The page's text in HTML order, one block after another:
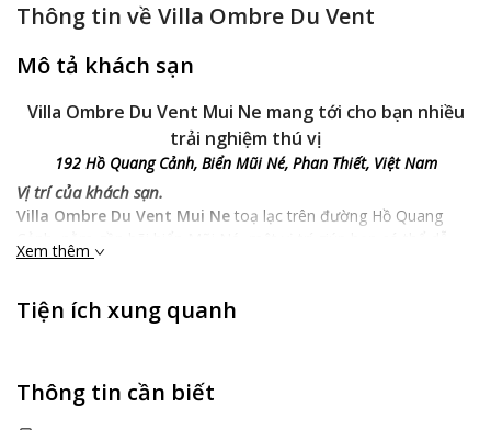
Thông tin về Villa Ombre Du Vent
Mô tả khách sạn
Villa Ombre Du Vent Mui Ne mang tới cho bạn nhiều
trải nghiệm thú vị
192 Hồ Quang Cảnh, Biển Mũi Né, Phan Thiết, Việt Nam
Vị trí của khách sạn.
Villa Ombre Du Vent Mui Ne toạ lạc trên đường Hồ Quang
dàng có được những trải nghiệm tuyệt vời nhất trong những
đi bộ, cách Ngoc Suong Seafood Restaurant 21 phút đi bộ, cách
Cay Bang Seafood Restaurant 22 phút đi bộ, cách Sân Golf Sea
giao thông đi lại thuận tiện sẽ mang tới cho bạn những giờ phút
tham quan ý nghĩa và đáng nhớ.
Xem thêm
Tiện ích xung quanh
Thông tin cần biết